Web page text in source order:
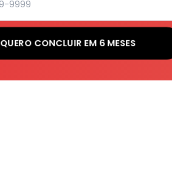
QUERO CONCLUIR EM 6 MESES